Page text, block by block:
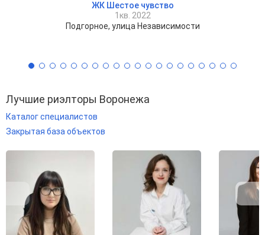
ЖК Шестое чувство
1кв. 2022
Подгорное, улица Независимости
Лучшие риэлторы Воронежа
Каталог специалистов
Закрытая база объектов